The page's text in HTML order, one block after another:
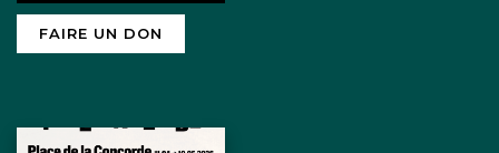
FAIRE UN DON